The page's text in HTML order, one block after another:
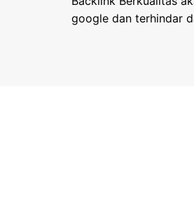
google dan terhindar